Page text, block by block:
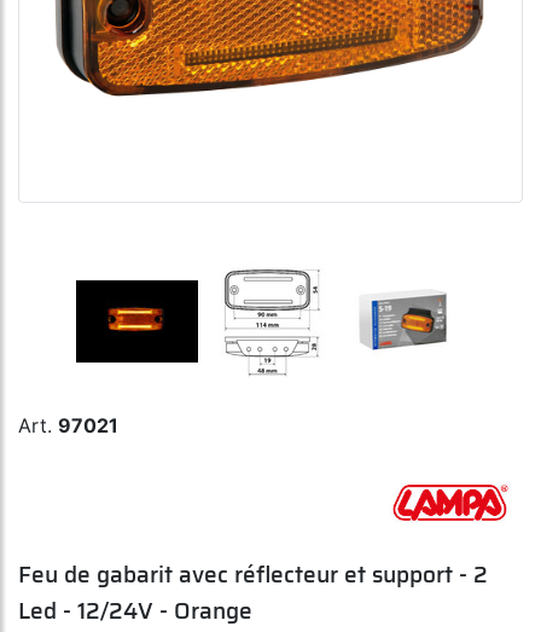
Art. 97021
Feu de gabarit avec réflecteur et support - 2
Led - 12/24V - Orange